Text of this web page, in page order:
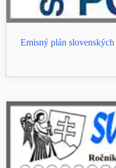
Emisný plán